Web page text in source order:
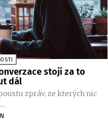
stojí za to
dál
zpráv, ze kterých nic